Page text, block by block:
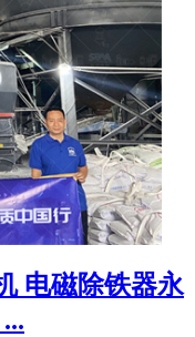
电磁除铁器永